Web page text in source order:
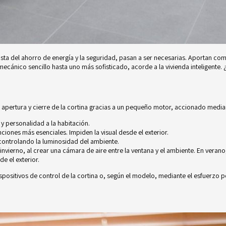
del ahorro de energía y la seguridad, pasan a ser necesarias. Aportan
sencillo hasta uno más sofisticado, acorde a la vivienda inteligente.
y cierre de la cortina gracias a un pequeño motor, accionado
personalidad a la habitación.
más esenciales. Impiden la visual desde el exterior.
la luminosidad del ambiente.
al crear una cámara de aire entre la ventana y el ambiente. En
el exterior.
de control de la cortina o, según el modelo, mediante el